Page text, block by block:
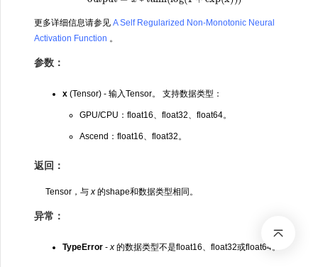
更多详细信息请参见 A Self Regularized Non-Monotonic Neural
Activation Function 。
参数：
x (Tensor) - 输入Tensor。 支持数据类型：
GPU/CPU：float16、float32、float64。
Ascend：float16、float32。
返回：
Tensor，与x 的shape和数据类型相同。
异常：
TypeError -x 的数据类型不是float16、float32或float64。